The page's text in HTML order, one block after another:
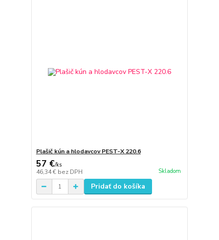
Plašič kún a hlodavcov PEST-X 220.6
57 €/ks
46,34 € bez DPH Skladom
Pridať do košíka